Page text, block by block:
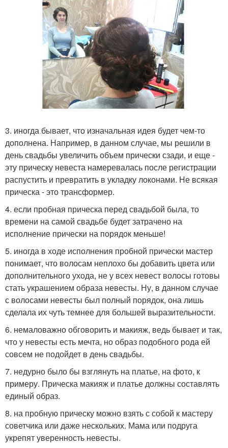
3. иногда бывает, что изначальная идея будет чем-то
дополнена. Например, в данном случае, мы решили в
день свадьбы увеличить объем прически сзади, и еще -
эту прическу невеста намеревалась после регистрации
распустить и превратить в укладку локонами. Не всякая
прическа - это трансформер.
4. если пробная прическа перед свадьбой была, то
времени на самой свадьбе будет затрачено на
исполнение прически на порядок меньше!
5. иногда в ходе исполнения пробной прически мастер
понимает, что волосам неплохо бы добавить цвета или
дополнительного ухода, не у всех невест волосы готовы
стать украшением образа невесты. Ну, в данном случае
с волосами невесты был полный порядок, она лишь
сделала их чуть темнее для большей выразительности.
6. немаловажно обговорить и макияж, ведь бывает и так,
что у невесты есть мечта, но образ подобного рода ей
совсем не подойдет в день свадьбы.
7. недурно было бы взглянуть на платье, на фото, к
примеру. Прическа макияж и платье должны составлять
единый образ.
8. на пробную прическу можно взять с собой к мастеру
советчика или даже нескольких. Мама или подруга
укрепят уверенность невесты.